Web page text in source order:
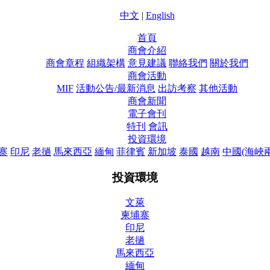
中文 | English
首頁
商會介紹
商會章程 組織架構 意見建議 聯絡我們 關於我們
商會活動
MIF 活動公告/最新消息 出訪考察 其他活動
商會新聞
電子會刊
特刊 會訊
投資環境
印尼 老撾 馬來西亞 緬甸 菲律賓 新加坡 泰國 越南 中國(海峽
投資環境
文萊
柬埔寨
印尼
老撾
馬來西亞
緬甸